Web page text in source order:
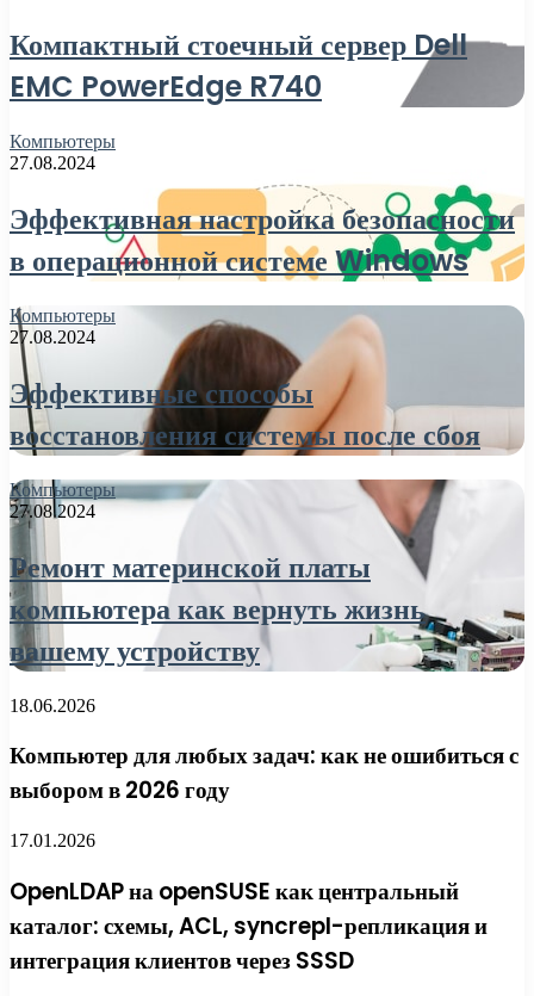
Компактный стоечный сервер Dell
EMC PowerEdge R740
Компьютеры
27.08.2024
Эффективная настройка безопасности
в операционной системе Windows
Компьютеры
27.08.2024
Эффективные способы
восстановления системы после сбоя
Компьютеры
27.08.2024
Ремонт материнской платы
компьютера как вернуть жизнь
вашему устройству
18.06.2026
Компьютер для любых задач: как не ошибиться с
выбором в 2026 году
17.01.2026
OpenLDAP на openSUSE как центральный
каталог: схемы, ACL, syncrepl-репликация и
интеграция клиентов через SSSD